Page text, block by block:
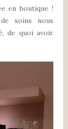
en boutique !
soins nous
de quoi avoir